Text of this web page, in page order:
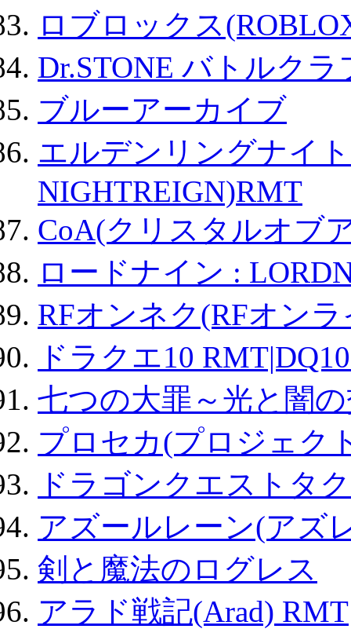
ロブロックス
Dr.STONE バトルク
ブルーアーカイブ
エルデンリングナイ
NIGHTREIGN)RMT
CoA(クリスタルオブ
ロードナイン :
RFオンネク(RFオン
ドラクエ10
七つの大罪～光と闇
プロセカ(プロジェク
ドラゴンクエストタ
アズールレーン(アズ
剣と魔法のログレス
アラド戦記(Arad) RMT